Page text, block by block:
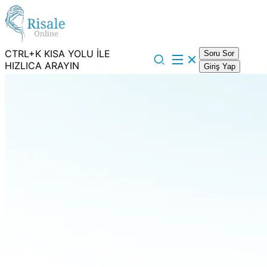
CTRL+K KISA YOLU İLE
HIZLICA ARAYIN
Soru Sor
Giriş Yap